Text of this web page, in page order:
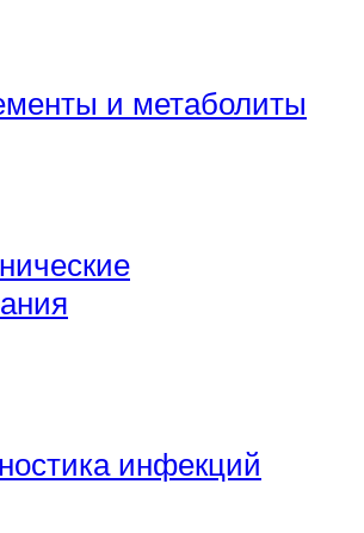
и метаболиты
инфекций